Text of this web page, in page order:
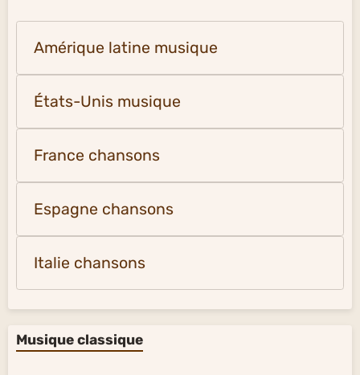
Amérique latine musique
États-Unis musique
France chansons
Espagne chansons
Italie chansons
Musique classique